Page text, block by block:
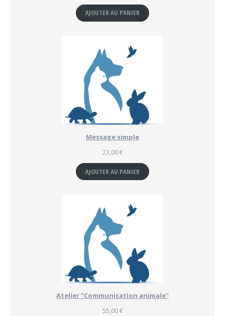
AJOUTER AU PANIER
Message simple
23,00€
AJOUTER AU PANIER
Atelier "Communication animale"
55,00€